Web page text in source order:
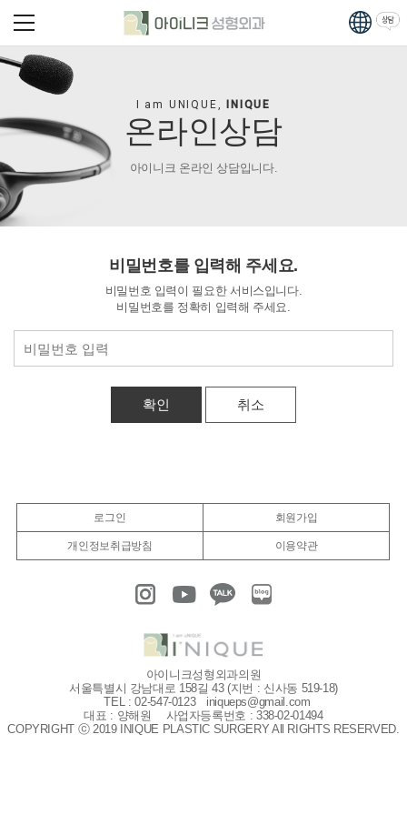
I am UNIQUE,INIQUE
온라인상담
아이니크 온라인 상담입니다.
비밀번호를 입력해 주세요.
비밀번호 입력이 필요한 서비스입니다.
비밀번호를 정확히 입력해 주세요.
취소
로그인 회원가입
개인정보취급방침 이용약관
아이니크성형외과의원
서울특별시 강남대로 158길 43 (지번 : 신사동 519-18)
TEL : 02-547-0123
iniqueps@gmail.com
대표 : 양해원
사업자등록번호 : 338-02-01494
COPYRIGHT ⓒ 2019 INIQUE PLASTIC SURGERY All RIGHTS RESERVED.